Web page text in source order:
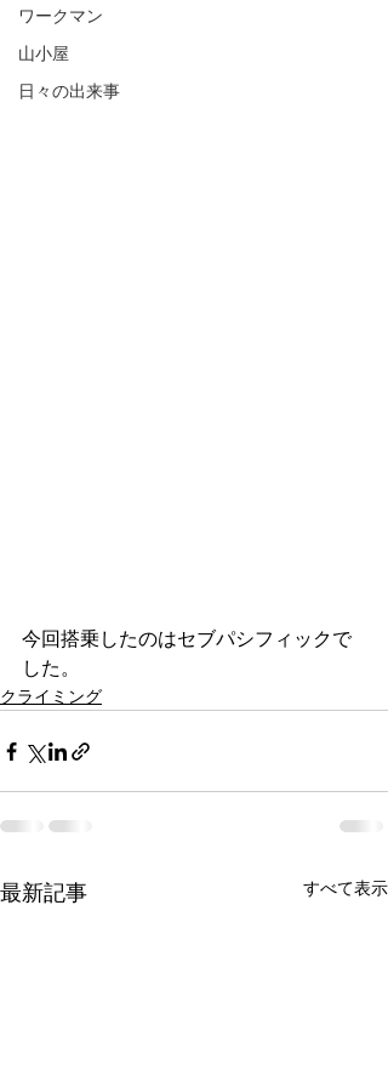
ワークマン
山小屋
日々の出来事
今回搭乗したのはセブパシフィックで
した。
クライミング
最新記事 すべて表示